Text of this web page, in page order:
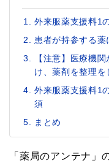
外来服薬支援料1
患者が持参する
【注意】医療機
け、薬剤を整理
外来服薬支援料1
須
まとめ
「薬局のアンテナ」